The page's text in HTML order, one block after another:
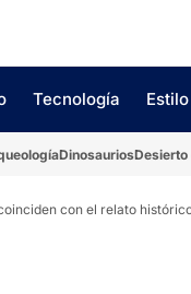
Tecnología
DinosauriosDesierto
con el relato